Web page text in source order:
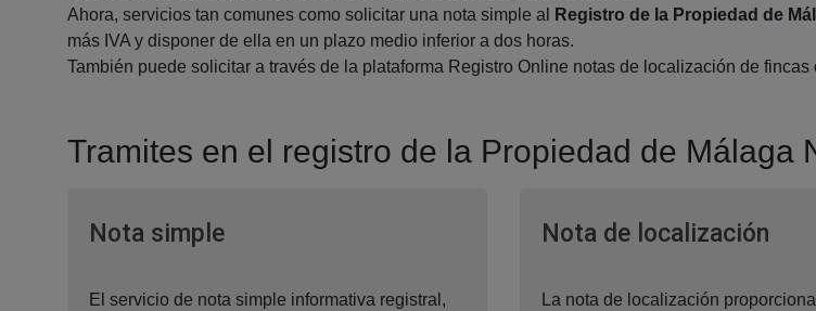
Ahora, servicios tan comunes como solicitar una nota simple al
Registro de la Propiedad de
más IVA y disponer de ella en un plazo medio inferior a dos horas.
También puede solicitar a través de la plataforma Registro Online notas de localización de fincas
Tramites en el registro de la Propiedad de Málaga
Nota simpleVentana nueva
El servicio de nota simple informativa registral,
Nota de localización
La nota de localización